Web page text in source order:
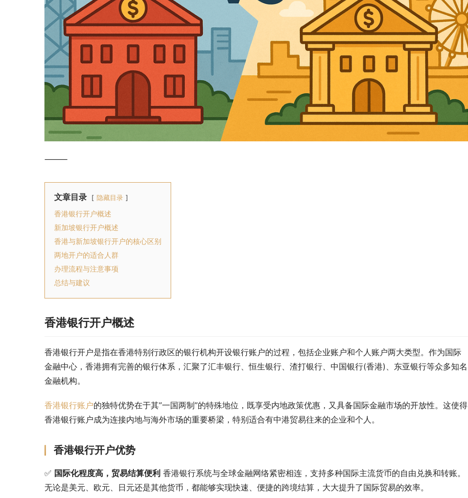
⸻
文章目录 隐藏目录
香港银行开户概述
新加坡银行开户概述
香港与新加坡银行开户的核心区别
两地开户的适合人群
办理流程与注意事项
总结与建议
香港银行开户概述
香港银行开户是指在香港特别行政区的银行机构开设银行账户的过程，包括企业账户和个人账户两大类型。作为国际
金融中心，香港拥有完善的银行体系，汇聚了汇丰银行、恒生银行、渣打银行、中国银行(香港)、东亚银行等众多知名
金融机构。
香港银行账户的独特优势在于其”一国两制”的特殊地位，既享受内地政策优惠，又具备国际金融市场的开放性。这使得
香港银行账户成为连接内地与海外市场的重要桥梁，特别适合有中港贸易往来的企业和个人。
香港银行开户优势
✅ 国际化程度高，贸易结算便利 香港银行系统与全球金融网络紧密相连，支持多种国际主流货币的自由兑换和转账。
无论是美元、欧元、日元还是其他货币，都能够实现快速、便捷的跨境结算，大大提升了国际贸易的效率。